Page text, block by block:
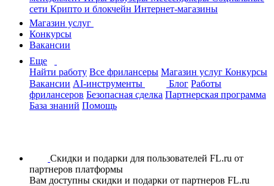
сети Крипто и блокчейн Интернет-магазины
Магазин услуг
Конкурсы
Вакансии
Еще
Найти работу Все фрилансеры Магазин услуг Конкурсы
Вакансии AI-инструменты Блог Работы
фрилансеров Безопасная сделка Партнерская программа
База знаний Помощь
Скидки и подарки для пользователей FL.ru от
партнеров платформы
Вам доступны скидки и подарки от партнеров FL.ru